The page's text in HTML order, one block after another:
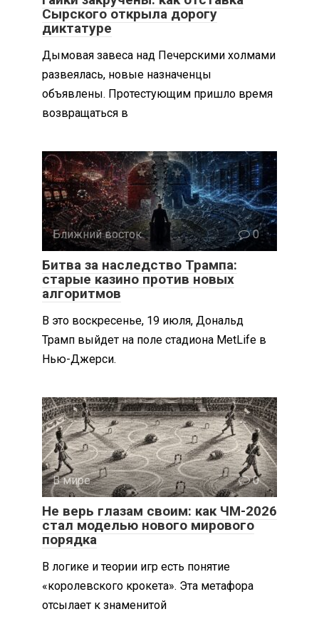
Сырского открыла дорогу
диктатуре
Дымовая завеса над Печерскими холмами
развеялась, новые назначенцы
объявлены. Протестующим пришло время
возвращаться в
Ближний восток 0
Битва за наследство Трампа:
старые казино против новых
алгоритмов
В это воскресенье, 19 июля, Дональд
Трамп выйдет на поле стадиона MetLife в
Нью-Джерси.
В мире 0
Не верь глазам своим: как ЧМ-2026
стал моделью нового мирового
порядка
В логике и теории игр есть понятие
«королевского крокета». Эта метафора
отсылает к знаменитой